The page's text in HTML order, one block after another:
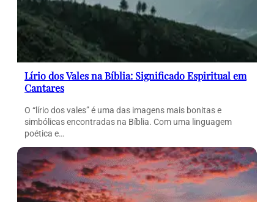
Lírio dos Vales na Bíblia: Significado Espiritual em
Cantares
O “lírio dos vales” é uma das imagens mais bonitas e
simbólicas encontradas na Bíblia. Com uma linguagem
poética e…